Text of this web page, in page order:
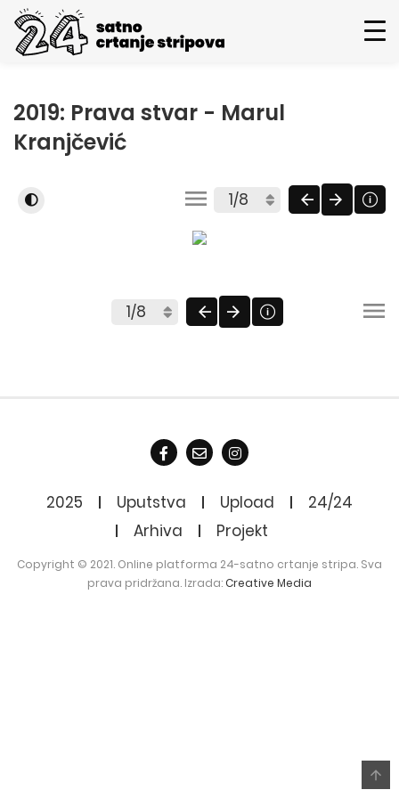
2019: Prava stvar - Marul
Kranjčević
2025 Uputstva Upload
24/24
Arhiva
Projekt
Copyright © 2021. Online platforma 24-satno crtanje stripa. Sva
prava pridržana. Izrada:Creative Media